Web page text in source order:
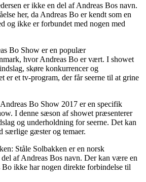
er ikke en del af Andreas Bos navn.
her, da Andreas Bo er kendt som en
og ikke er forbundet med nogen med
Bo Show er en populær
hvor Andreas Bo er vært. I showet
skøre konkurrencer og
er et tv-program, der får seerne til at grine
Bo Show 2017 er en specifik
I denne sæson af showet præsenterer
og underholdning for seerne. Det kan
særlige gæster og temaer.
Ståle Solbakken er en norsk
af Andreas Bos navn. Der kan være en
Bo ikke har nogen direkte forbindelse til